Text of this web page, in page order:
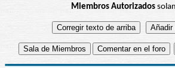
Miembros Autorizados